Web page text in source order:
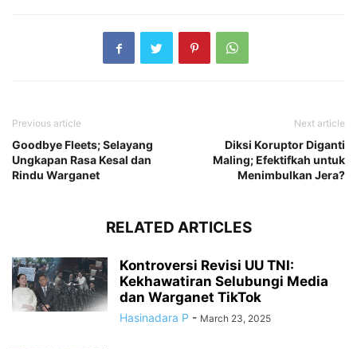
Previous article
Goodbye Fleets; Selayang
Ungkapan Rasa Kesal dan
Rindu Warganet
Next article
Diksi Koruptor Diganti
Maling; Efektifkah untuk
Menimbulkan Jera?
RELATED ARTICLES
Kontroversi Revisi UU TNI:
Kekhawatiran Selubungi Media
dan Warganet TikTok
Hasinadara P - March 23, 2025